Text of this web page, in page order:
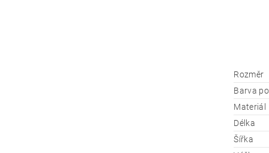
Rozměr
Barva
Materiál
Délka
Šířka